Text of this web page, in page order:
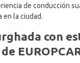
de conducción
en la ciudad.
con